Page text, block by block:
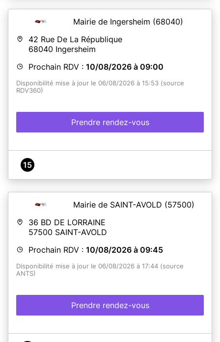
Mairie de Ingersheim (68040)
42 Rue De La République
68040 Ingersheim
Prochain RDV : 10/08/2026 à 09:00
Disponibilité mise à jour le 06/08/2026 à 15:53 (source
RDV360)
Prendre rendez-vous
15
Mairie de SAINT-AVOLD (57500)
36 BD DE LORRAINE
57500 SAINT-AVOLD
Prochain RDV : 10/08/2026 à 09:45
Disponibilité mise à jour le 06/08/2026 à 17:44 (source
ANTS)
Prendre rendez-vous